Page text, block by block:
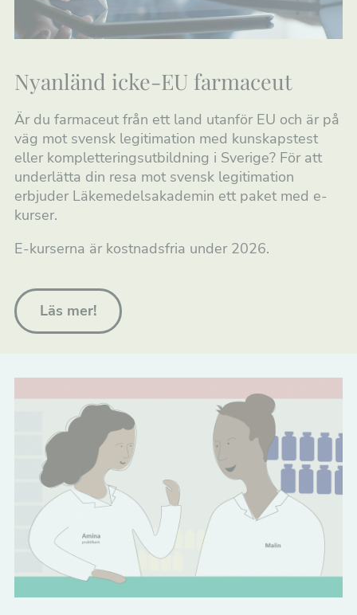
Nyanländ icke-EU farmaceut
Är du farmaceut från ett land utanför EU och är på
väg mot svensk legitimation med kunskapstest
eller kompletteringsutbildning i Sverige? För att
underlätta din resa mot svensk legitimation
erbjuder Läkemedelsakademin ett paket med e-
kurser.
E-kurserna är kostnadsfria under 2026.
Läs mer!